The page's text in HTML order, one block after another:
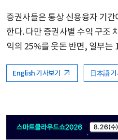
증권사들은 통상 신용융자 기
한다. 다만 증권사별 수익 구조
익의 25%를 웃돈 반면, 일부는
English 기사보기 日本語 기